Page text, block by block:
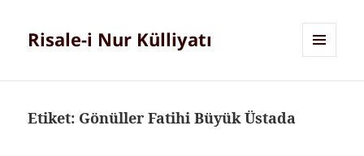
Risale-i Nur Külliyatı
Etiket: Gönüller Fatihi Büyük Üstada